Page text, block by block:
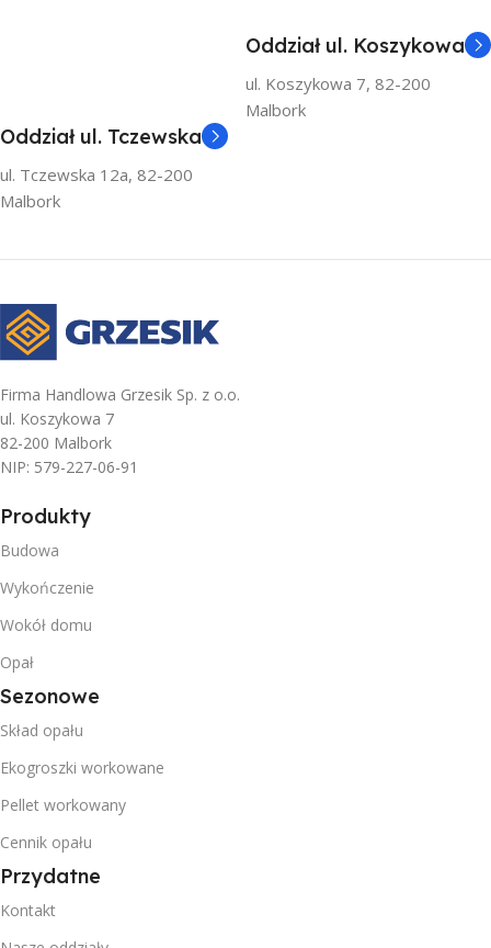
Oddział ul. Koszykowa
ul. Koszykowa 7, 82-200
Malbork
Oddział ul. Tczewska
ul. Tczewska 12a, 82-200
Malbork
Firma Handlowa Grzesik Sp. z o.o.
ul. Koszykowa 7
82-200 Malbork
NIP: 579-227-06-91
Produkty
Budowa
Wykończenie
Wokół domu
Opał
Sezonowe
Skład opału
Ekogroszki workowane
Pellet workowany
Cennik opału
Przydatne
Kontakt